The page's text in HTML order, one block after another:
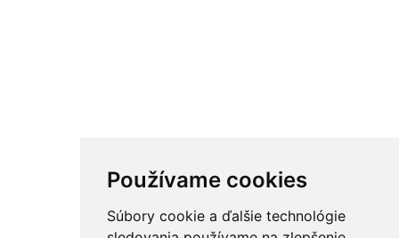
Používame cookies
Súbory cookie a ďalšie technológie